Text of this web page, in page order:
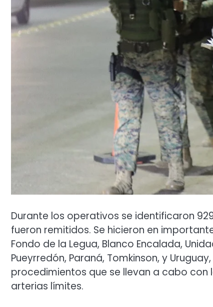
Durante los operativos se identificaron
fueron remitidos. Se hicieron en
Fondo de la Legua, Blanco Encalada,
Pueyrredón, Paraná, Tomkinson, y
procedimientos que se llevan a cabo con
arterias límites.